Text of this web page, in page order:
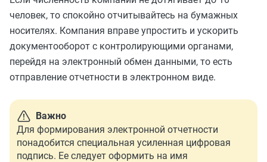
человек, то спокойно отчитывайтесь на бумажных
носителях. Компания вправе упростить и ускорить
документооборот с контролирующими органами,
перейдя на электронный обмен данными, то есть
отправление отчетности в электронном виде.
Важно
Для формирования электронной отчетности
понадобится специальная усиленная цифровая
подпись. Ее следует оформить на имя